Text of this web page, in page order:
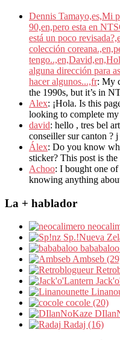
Dennis Tamayo,es,Mi
90,en,pero esta en
está un poco
colección
alguna dirección para
hacer algunos...,fr: My
the 1990s, but it’s in
Alex: ¡Hola. Is this
looking to complete
david: hello , tres bel
conseiller sur canton ?
Álex: Do you know
sticker? This post is
Achoo: I bought one of
knowing anything
La + hablador
Sp.!Nueva
Ambseb
cocole (20)
Radaj (16)